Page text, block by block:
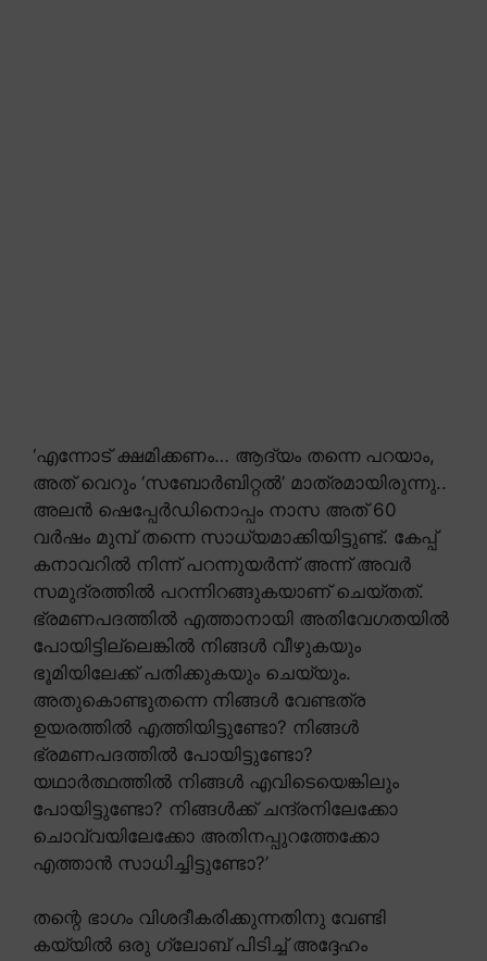
‘എന്നോട് ക്ഷമിക്കണം… ആദ്യം തന്നെ പറയാം,
അത് വെറും ‘സബോർബിറ്റൽ’ മാത്രമായിരുന്നു..
അലൻ ഷെപ്പേർഡിനൊപ്പം നാസ അത് 60
വർഷം മുമ്പ് തന്നെ സാധ്യമാക്കിയിട്ടുണ്ട്. കേപ്പ്
കനാവറിൽ നിന്ന് പറന്നുയർന്ന് അന്ന് അവർ
സമുദ്രത്തിൽ പറന്നിറങ്ങുകയാണ് ചെയ്തത്.
ഭ്രമണപദത്തിൽ എത്താനായി അതിവേഗതയിൽ
പോയിട്ടില്ലെങ്കിൽ നിങ്ങൾ വീഴുകയും
ഭൂമിയിലേക്ക് പതിക്കുകയും ചെയ്യും.
അതുകൊണ്ടുതന്നെ നിങ്ങൾ വേണ്ടത്ര
ഉയരത്തിൽ എത്തിയിട്ടുണ്ടോ? നിങ്ങൾ
ഭ്രമണപദത്തിൽ പോയിട്ടുണ്ടോ?
യഥാർത്ഥത്തിൽ നിങ്ങൾ എവിടെയെങ്കിലും
പോയിട്ടുണ്ടോ? നിങ്ങൾക്ക് ചന്ദ്രനിലേക്കോ
ചൊവ്വയിലേക്കോ അതിനപ്പുറത്തേക്കോ
എത്താൻ സാധിച്ചിട്ടുണ്ടോ?’
തന്റെ ഭാഗം വിശദീകരിക്കുന്നതിനു വേണ്ടി
കയ്യിൽ ഒരു ഗ്ലോബ് പിടിച്ച് അദ്ദേഹം